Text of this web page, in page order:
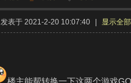
发表于 2021-2-20 10:07:40 显示全